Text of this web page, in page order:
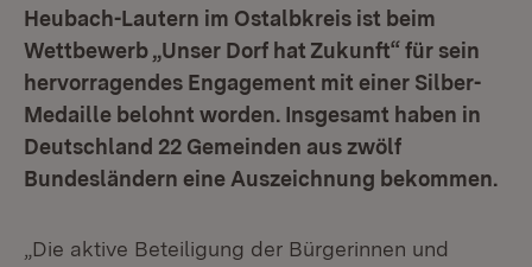
Heubach-Lautern im Ostalbkreis ist beim
Wettbewerb „Unser Dorf hat Zukunft“ für sein
hervorragendes Engagement mit einer Silber-
Medaille belohnt worden. Insgesamt haben in
Deutschland 22 Gemeinden aus zwölf
Bundesländern eine Auszeichnung bekommen.
„Die aktive Beteiligung der Bürgerinnen und